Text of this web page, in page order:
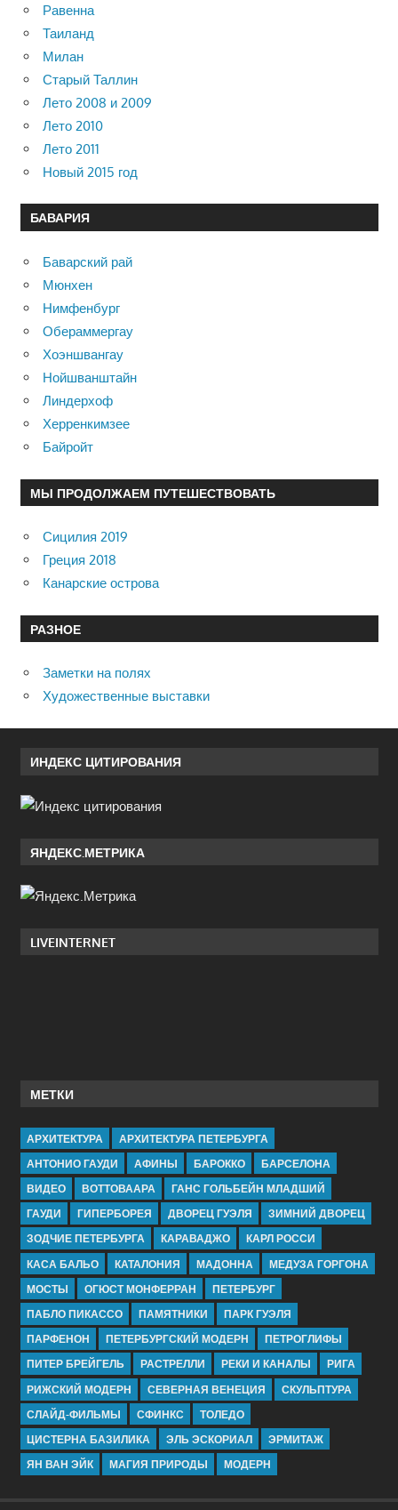
Равенна
Таиланд
Милан
Старый Таллин
Лето 2008 и 2009
Лето 2010
Лето 2011
Новый 2015 год
БАВАРИЯ
Баварский рай
Мюнхен
Нимфенбург
Обераммергау
Хоэншвангау
Нойшванштайн
Линдерхоф
Херренкимзее
Байройт
МЫ ПРОДОЛЖАЕМ ПУТЕШЕСТВОВАТЬ
Сицилия 2019
Греция 2018
Канарские острова
РАЗНОЕ
Заметки на полях
Художественные выставки
ИНДЕКС ЦИТИРОВАНИЯ
ЯНДЕКС.МЕТРИКА
LIVEINTERNET
МЕТКИ
АРХИТЕКТУРА
АРХИТЕКТУРА ПЕТЕРБУРГА
АНТОНИО ГАУДИ
АФИНЫ БАРОККО
БАРСЕЛОНА
ВИДЕО
ВОТТОВААРА
ГАНС ГОЛЬБЕЙН МЛАДШИЙ
ГАУДИ
ГИПЕРБОРЕЯ ДВОРЕЦ ГУЭЛЯ
ЗИМНИЙ ДВОРЕЦ
ЗОДЧИЕ ПЕТЕРБУРГА
КАРАВАДЖО
КАРЛ РОССИ
КАСА БАЛЬО
КАТАЛОНИЯ МАДОННА
МЕДУЗА ГОРГОНА
МОСТЫ
ОГЮСТ МОНФЕРРАН
ПЕТЕРБУРГ
ПАБЛО ПИКАССО
ПАМЯТНИКИ
ПАРК ГУЭЛЯ
ПАРФЕНОН
ПЕТЕРБУРГСКИЙ МОДЕРН
ПЕТРОГЛИФЫ
ПИТЕР БРЕЙГЕЛЬ
РАСТРЕЛЛИ РЕКИ И КАНАЛЫ
РИГА
РИЖСКИЙ МОДЕРН
СЕВЕРНАЯ ВЕНЕЦИЯ
СКУЛЬПТУРА
СЛАЙД-ФИЛЬМЫ
СФИНКС
ТОЛЕДО
ЦИСТЕРНА БАЗИЛИКА
ЭЛЬ ЭСКОРИАЛ
ЭРМИТАЖ
ЯН ВАН ЭЙК
МАГИЯ ПРИРОДЫ МОДЕРН